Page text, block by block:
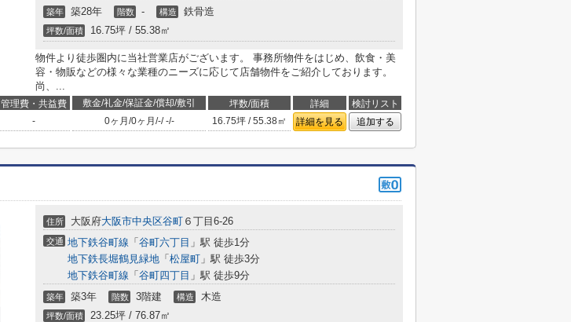
築年 築28年 階数 - 構造 鉄骨造
坪数/面積 16.75坪 / 55.38㎡
物件より徒歩圏内に当社営業店がございます。 事務所物件をはじめ、飲食・美
容・物販などの様々な業種のニーズに応じて店舗物件をご紹介しております。
尚、...
管理費・共益費 敷金/礼金/保証金/償却/敷引 坪数/面積 詳細
検討リスト
- 0ヶ月 /0ヶ月 /-/-/- 16.75坪 / 55.38㎡ 詳細を見る 追加する
住所 大阪府大阪市中央区谷町 ６丁目6-26
交通 地下鉄谷町線 「 谷町六丁目 」駅 徒歩1分
地下鉄長堀鶴見緑地 「 松屋町 」駅 徒歩3分
地下鉄谷町線 「 谷町四丁目 」駅 徒歩9分
築年 築3年 階数 3階建 構造 木造
坪数/面積 23.25坪 / 76.87㎡